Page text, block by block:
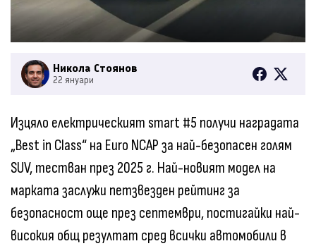
Никола Стоянов
22 януари
Изцяло електрическият smart #5 получи наградата
„Best in Class“ на Euro NCAP за най-безопасен голям
SUV, тестван през 2025 г. Най-новият модел на
марката заслужи петзвезден рейтинг за
безопасност още през септември, постигайки най-
високия общ резултат сред всички автомобили в